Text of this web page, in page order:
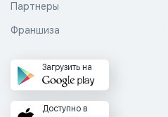
Партнеры
Франшиза
Загрузить на
Доступно в